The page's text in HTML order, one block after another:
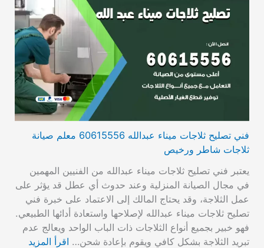
فني تصليح ثلاجات ميناء عبدالله 60615556 معلم صيانة
ثلاجات شاطر ورخيص
يعتبر فني تصليح ثلاجات ميناء عبدالله من الفنيين المهمين
في مجال الصيانة المنزلية وعند حدوث أي عطل قد يؤثر على
عمل الثلاجة، وقد يحتاج المالك إلى الاعتماد على خبرة فني
تصليح ثلاجات ميناء عبدالله لإصلاحها واستعادة أدائها الطبيعي.
فهو خبير بجميع أنواع الثلاجات ذات الباب الواحد ويعالج عدم
تبريد الثلاجة بشكل كافي ويقوم بإعادة شحن… اقرأ المزيد